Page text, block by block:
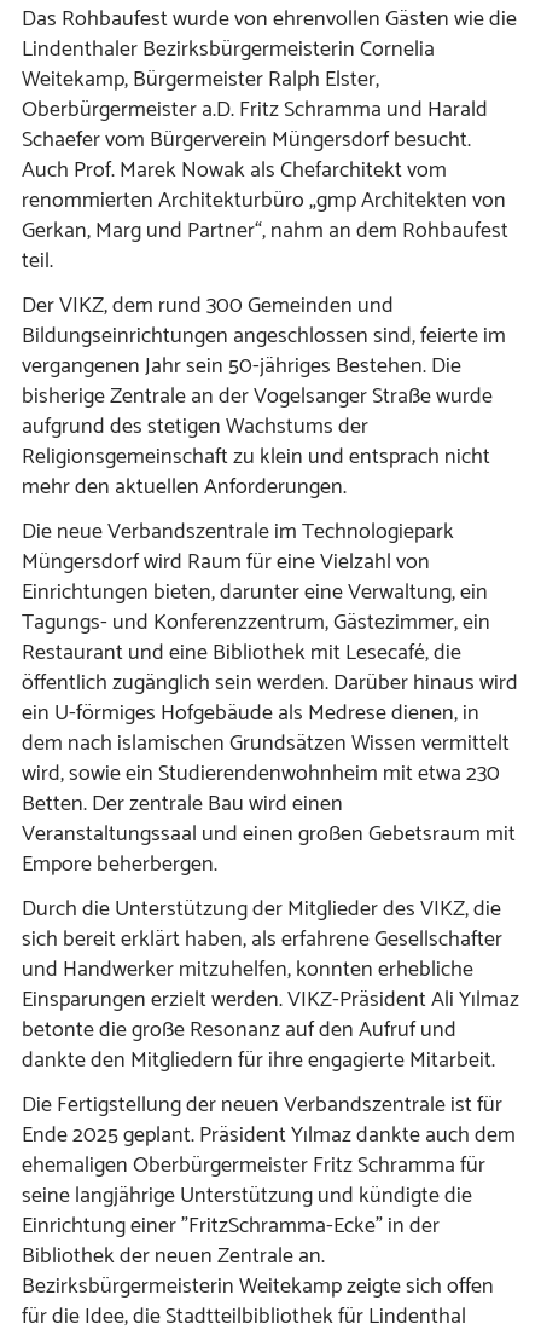
Das Rohbaufest wurde von ehrenvollen Gästen wie die
Lindenthaler Bezirksbürgermeisterin Cornelia
Weitekamp, Bürgermeister Ralph Elster,
Oberbürgermeister a.D. Fritz Schramma und Harald
Schaefer vom Bürgerverein Müngersdorf besucht.
Auch Prof. Marek Nowak als Chefarchitekt vom
renommierten Architekturbüro „gmp Architekten von
Gerkan, Marg und Partner“, nahm an dem Rohbaufest
teil.
Der VIKZ, dem rund 300 Gemeinden und
Bildungseinrichtungen angeschlossen sind, feierte im
vergangenen Jahr sein 50-jähriges Bestehen. Die
bisherige Zentrale an der Vogelsanger Straße wurde
aufgrund des stetigen Wachstums der
Religionsgemeinschaft zu klein und entsprach nicht
mehr den aktuellen Anforderungen.
Die neue Verbandszentrale im Technologiepark
Müngersdorf wird Raum für eine Vielzahl von
Einrichtungen bieten, darunter eine Verwaltung, ein
Tagungs- und Konferenzzentrum, Gästezimmer, ein
Restaurant und eine Bibliothek mit Lesecafé, die
öffentlich zugänglich sein werden. Darüber hinaus wird
ein U-förmiges Hofgebäude als Medrese dienen, in
dem nach islamischen Grundsätzen Wissen vermittelt
wird, sowie ein Studierendenwohnheim mit etwa 230
Betten. Der zentrale Bau wird einen
Veranstaltungssaal und einen großen Gebetsraum mit
Empore beherbergen.
Durch die Unterstützung der Mitglieder des VIKZ, die
sich bereit erklärt haben, als erfahrene Gesellschafter
und Handwerker mitzuhelfen, konnten erhebliche
Einsparungen erzielt werden. VIKZ-Präsident Ali Yılmaz
betonte die große Resonanz auf den Aufruf und
dankte den Mitgliedern für ihre engagierte Mitarbeit.
Die Fertigstellung der neuen Verbandszentrale ist für
Ende 2025 geplant. Präsident Yılmaz dankte auch dem
ehemaligen Oberbürgermeister Fritz Schramma für
seine langjährige Unterstützung und kündigte die
Einrichtung einer "FritzSchramma-Ecke" in der
Bibliothek der neuen Zentrale an.
Bezirksbürgermeisterin Weitekamp zeigte sich offen
für die Idee, die Stadtteilbibliothek für Lindenthal